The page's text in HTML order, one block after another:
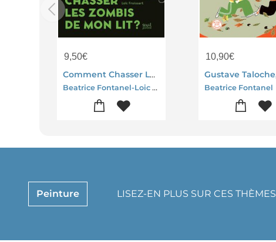
9,50€
Comment Chasser Les Zombis De Mon Lit ?
Beatrice Fontanel-Loic Froissart
10,90€
Beatrice Fontanel
Peinture LISEZ-EN PLUS SUR CES THÈMES